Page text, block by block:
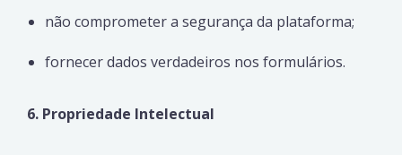
não comprometer a segurança da plataforma;
fornecer dados verdadeiros nos formulários.
6. Propriedade Intelectual